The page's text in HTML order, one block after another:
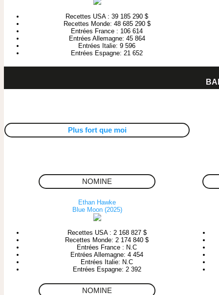
Recettes USA : 39 185 290 $
Recettes Monde: 48 685 290 $
Entrées France : 106 614
Entrées Allemagne: 45 864
Entrées Italie: 9 596
Entrées Espagne: 21 652
Plus fort que moi
NOMINE
Ethan Hawke
Blue Moon (2025)
Recettes USA : 2 168 827 $
Recettes Monde: 2 174 840 $
Entrées France : N.C
Entrées Allemagne: 4 454
Entrées Italie: N.C
Entrées Espagne: 2 392
NOMINE